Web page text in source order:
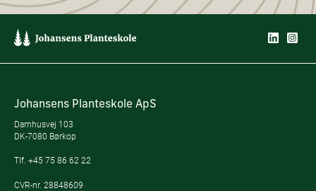
Johansens Planteskole ApS
Damhusvej 103
DK-7080 Børkop
Tlf. +45 75 86 62 22
CVR-nr. 28848609